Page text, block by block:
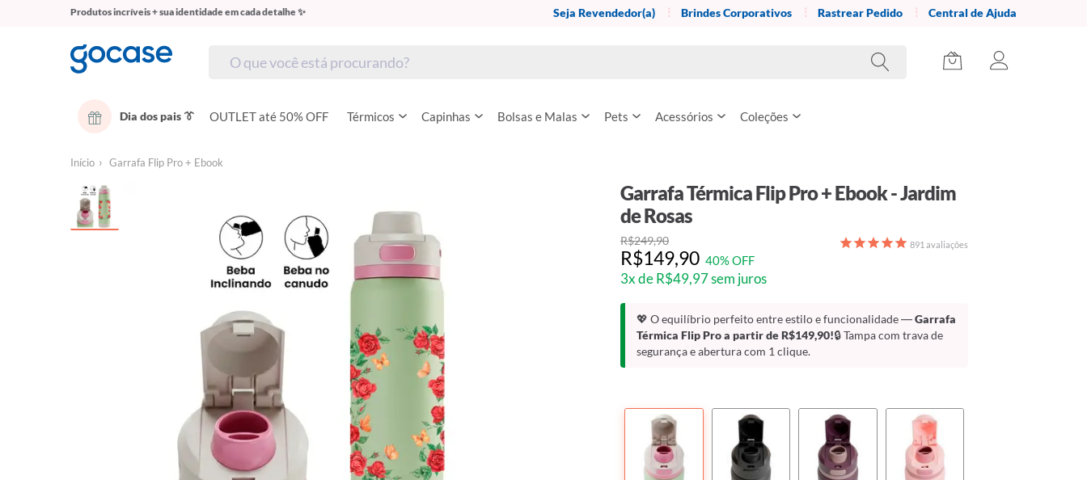
Produtos incríveis + sua identidade em cada detalhe ✨ Seja Revendedor(a) Brindes Corporativos Rastrear Pedido Central de Ajuda
Dia dos pais 👔 OUTLET até 50% OFF Térmicos Capinhas Bolsas e Malas Pets Acessórios Coleções
Início Garrafa Flip Pro + Ebook
Garrafa Térmica Flip Pro + Ebook - Jardim
de Rosas
R$249,90
R$149,90 40% OFF
3x de R$49,97 sem juros
891 avaliações
💖 O equilíbrio perfeito entre estilo e funcionalidade —Garrafa
Térmica Flip Pro a partir de R$149,90!🔒 Tampa com trava de
segurança e abertura com 1 clique.